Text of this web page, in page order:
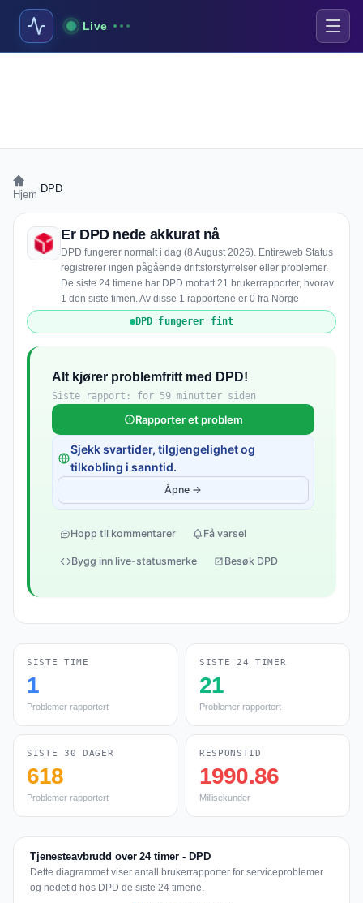
Live
Hjem DPD
Er DPD nede akkurat nå
DPD fungerer normalt i dag (8 August 2026). Entireweb Status
registrerer ingen pågående driftsforstyrrelser eller problemer.
De siste 24 timene har DPD mottatt 21 brukerrapporter, hvorav
1 den siste timen. Av disse 1 rapportene er 0 fra Norge
DPD fungerer fint
Alt kjører problemfritt med DPD!
Siste rapport: for 59 minutter siden
Rapporter et problem
Sjekk svartider, tilgjengelighet og
tilkobling i sanntid.
Åpne →
Hopp til kommentarer Få varsel
Bygg inn live-statusmerke Besøk DPD
SISTE TIME
1
Problemer rapportert
SISTE 24 TIMER
21
Problemer rapportert
SISTE 30 DAGER
618
Problemer rapportert
RESPONSTID
1990.86
Millisekunder
Tjenesteavbrudd over 24 timer - DPD
Dette diagrammet viser antall brukerrapporter for serviceproblemer
og nedetid hos DPD de siste 24 timene.